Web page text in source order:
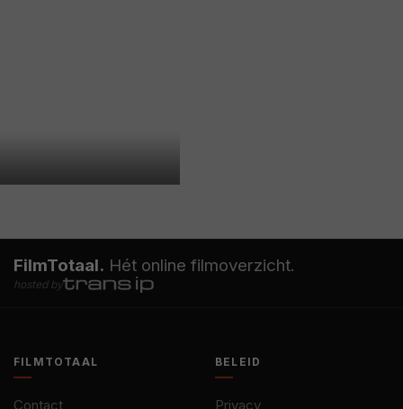
FilmTotaal. Hét online filmoverzicht.
hosted by
FILMTOTAAL
Contact
BELEID
Privacy